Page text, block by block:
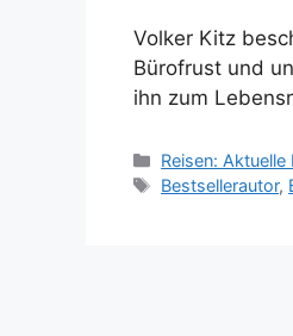
Volker Kitz
Bürofrust und
ihn zum
Kategorien
Reisen: Aktuelle
Schlagwörter
Bestsellerautor,